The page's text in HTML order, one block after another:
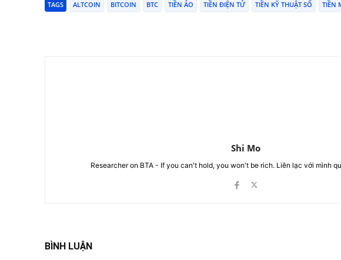
TAGS ALTCOIN BITCOIN BTC TIỀN ẢO TIỀN ĐIỆN TỬ TIỀN KỸ THUẬT SỐ TIỀN
Shi Mo
Researcher on BTA - If you can't hold, you won't be rich. Liên lạc với mình
BÌNH LUẬN